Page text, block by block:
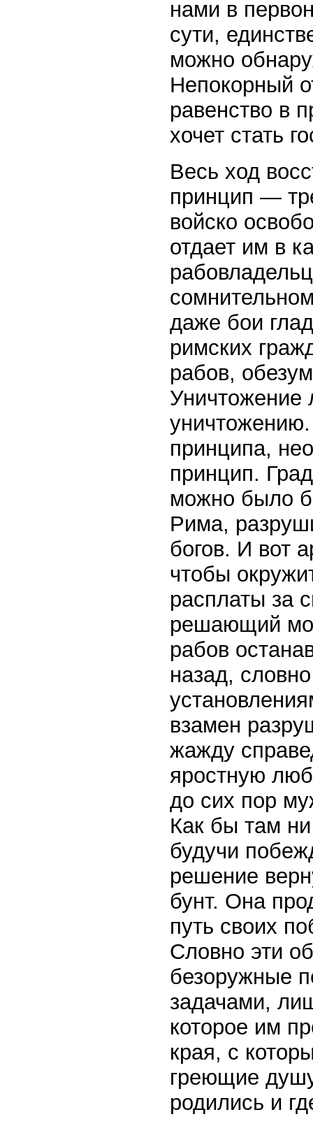
нами в
сути,
можно
Непокорный
равенство в
хочет стать
Весь ход
принцип —
войско
отдает им в
даже бои
римских
рабов,
Уничтожение
принципа,
принцип.
можно было
Рима,
богов. И вот
чтобы
расплаты за
решающий
рабов
назад,
взамен
жажду
яростную
до сих пор
Как бы там
будучи
решение
бунт. Она
путь своих
Словно эти
безоружные
задачами,
которое им
края, с
греющие
родились и